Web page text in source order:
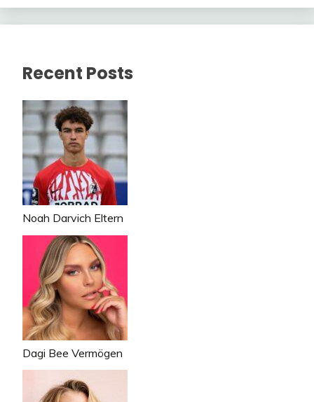
Recent Posts
Noah Darvich Eltern
Dagi Bee Vermögen